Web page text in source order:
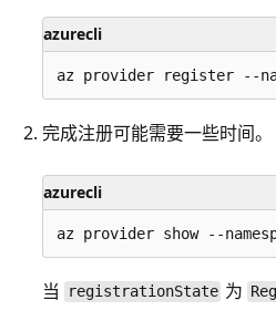
azurecli
完成注册可能需要一些时间
azurecli
当 registrationState 为